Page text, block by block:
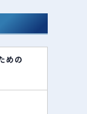
めの